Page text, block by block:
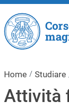
Home Studiare
Attività